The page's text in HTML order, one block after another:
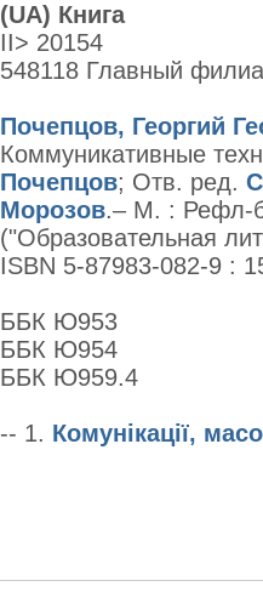
(UA) Книга
II> 20154
548118 Главный
Почепцов, Георгий
Коммуникативные
Почепцов; Отв. ред.
Морозов.– М. : Рефл-
("Образовательная
ISBN 5-87983-082-9 :
ББК Ю953
ББК Ю954
ББК Ю959.4
-- 1. Комунікації,